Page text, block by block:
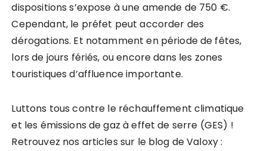
dispositions s’expose à une amende de 750 €.
Cependant, le préfet peut accorder des
dérogations. Et notamment en période de fêtes,
lors de jours fériés, ou encore dans les zones
touristiques d’affluence importante.
Luttons tous contre le réchauffement climatique
et les émissions de gaz à effet de serre (GES) !
Retrouvez nos articles sur le blog de Valoxy :